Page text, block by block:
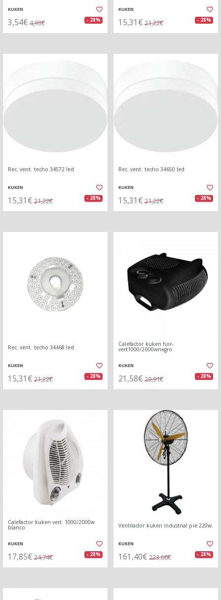
KUKEN
3,54€ 4,93€ - 28%
KUKEN
15,31€ 21,22€ - 28%
Rec. vent. techo 34572 led
KUKEN
15,31€ 21,22€ - 28%
Rec. vent. techo 34650 led
KUKEN
15,31€ 21,22€ - 28%
Rec. vent. techo 34468 led
KUKEN
15,31€ 21,22€ - 28%
Calefactor kuken hor-
vert1000/2000wnegro
KUKEN
21,58€ 29,91€ - 28%
Calefactor kuken vert. 1000/2000w
blanco
KUKEN
17,85€ 24,74€ - 28%
Ventilador kuken industrial pie 220w.
KUKEN
161,40€ 223,66€ - 28%